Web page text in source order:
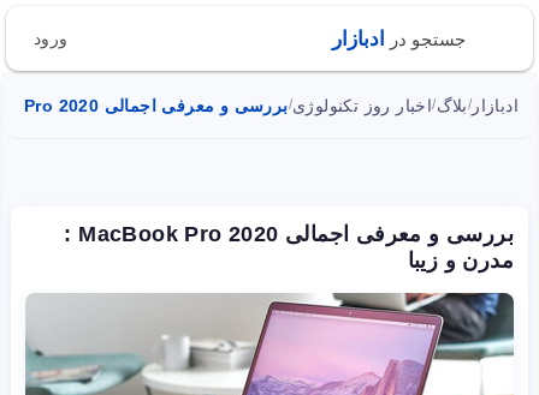
جستجو در ادبازار ورود
ادبازار /بلاگ/اخبار روز تکنولوژی/بررسی و معرفی اجمالی MacBook Pro 2020 : مدرن و زیبا
بررسی و معرفی اجمالی MacBook Pro 2020 :
مدرن و زیبا